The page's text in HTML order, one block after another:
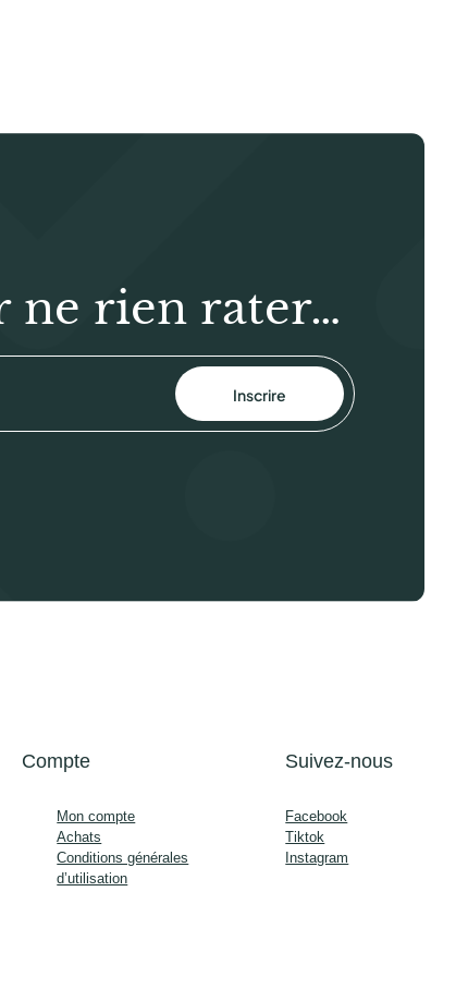
ne rien rater…
Inscrire
Compte
Mon compte
Achats
Conditions générales
d’utilisation
Suivez-nous
Facebook
Tiktok
Instagram